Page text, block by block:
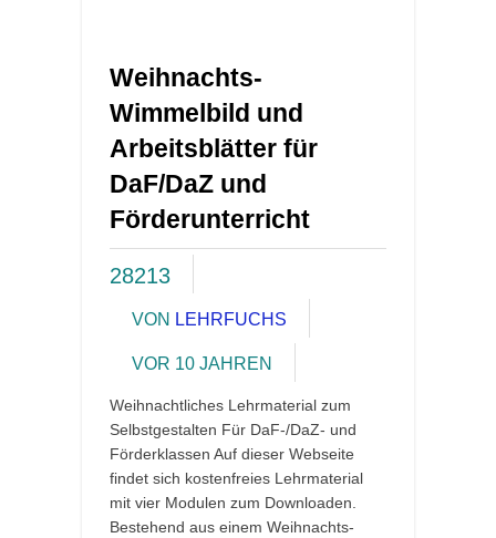
Weihnachts-
Wimmelbild und
Arbeitsblätter für
DaF/DaZ und
Förderunterricht
28213
VON LEHRFUCHS
VOR 10 JAHREN
Weihnachtliches Lehrmaterial zum
Selbstgestalten Für DaF-/DaZ- und
Förderklassen Auf dieser Webseite
findet sich kostenfreies Lehrmaterial
mit vier Modulen zum Downloaden.
Bestehend aus einem Weihnachts-